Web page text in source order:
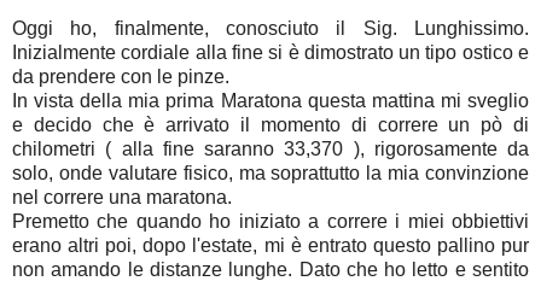
Oggi ho, finalmente, conosciuto il Sig. Lunghissimo.
Inizialmente cordiale alla fine si è dimostrato un tipo ostico e
da prendere con le pinze.
In vista della mia prima Maratona questa mattina mi sveglio
e decido che è arrivato il momento di correre un pò di
chilometri ( alla fine saranno 33,370 ), rigorosamente da
solo, onde valutare fisico, ma soprattutto la mia convinzione
nel correre una maratona.
Premetto che quando ho iniziato a correre i miei obbiettivi
erano altri poi, dopo l'estate, mi è entrato questo pallino pur
non amando le distanze lunghe. Dato che ho letto e sentito